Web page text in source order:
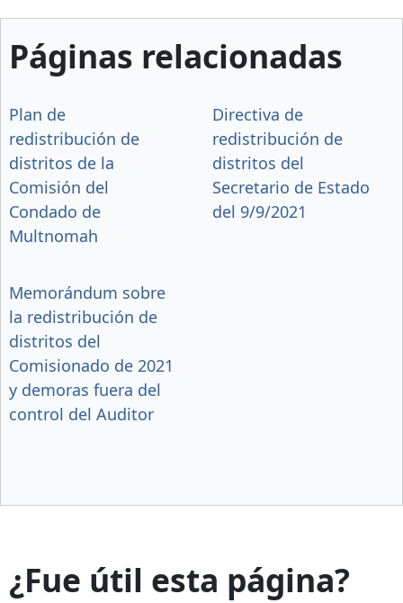
Páginas relacionadas
Plan de
redistribución de
distritos de la
Comisión del
Condado de
Multnomah
Directiva de
redistribución de
distritos del
Secretario de Estado
del 9/9/2021
Memorándum sobre
la redistribución de
distritos del
Comisionado de 2021
y demoras fuera del
control del Auditor
¿Fue útil esta página?